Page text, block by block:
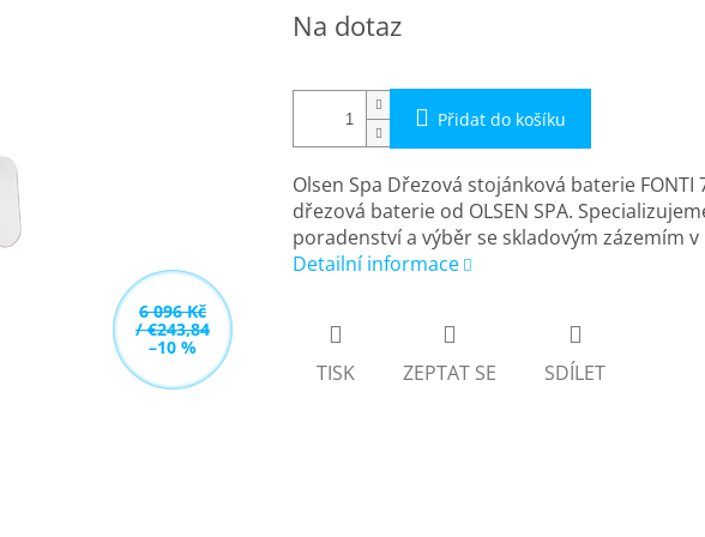
6 096 Kč
/ €243,84
–10 %
cena:
Na dotaz
Přidat do košíku
Olsen Spa Dřezová stojánková baterie FONTI
dřezová baterie od OLSEN SPA.
poradenství a výběr se skladovým zázemím v
Detailní informace
TISK ZEPTAT SE SDÍLET